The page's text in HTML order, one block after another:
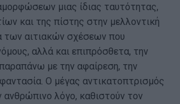
μιας ίδιας ταυτότητας,
και της πίστης στην μελλοντική
των αιτιακών σχέσεων που
αλλά και επιπρόσθετα, την
με την αφαίρεση, την
Ο μέγας αντικατοπτρισμός
λόγο, καθιστούν τον